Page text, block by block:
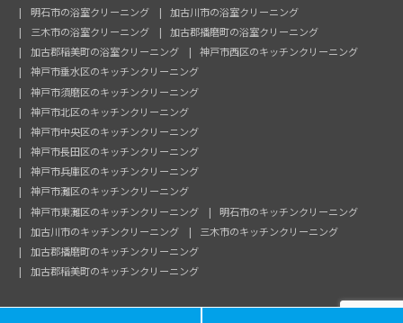
明石市の浴室クリーニング
加古川市の浴室クリーニング
三木市の浴室クリーニング
加古郡播磨町の浴室クリーニング
加古郡稲美町の浴室クリーニング
神戸市西区のキッチンクリーニング
神戸市垂水区のキッチンクリーニング
神戸市須磨区のキッチンクリーニング
神戸市北区のキッチンクリーニング
神戸市中央区のキッチンクリーニング
神戸市長田区のキッチンクリーニング
神戸市兵庫区のキッチンクリーニング
神戸市灘区のキッチンクリーニング
神戸市東灘区のキッチンクリーニング
明石市のキッチンクリーニング
加古川市のキッチンクリーニング
三木市のキッチンクリーニング
加古郡播磨町のキッチンクリーニング
加古郡稲美町のキッチンクリーニング